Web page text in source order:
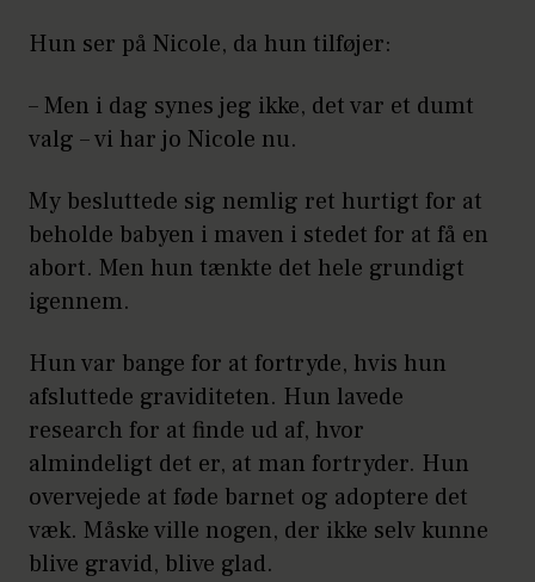
Hun ser på Nicole, da hun tilføjer:
– Men i dag synes jeg ikke, det var et dumt
valg – vi har jo Nicole nu.
My besluttede sig nemlig ret hurtigt for at
beholde babyen i maven i stedet for at få en
abort. Men hun tænkte det hele grundigt
igennem.
Hun var bange for at fortryde, hvis hun
afsluttede graviditeten. Hun lavede
research for at finde ud af, hvor
almindeligt det er, at man fortryder. Hun
overvejede at føde barnet og adoptere det
væk. Måske ville nogen, der ikke selv kunne
blive gravid, blive glad.